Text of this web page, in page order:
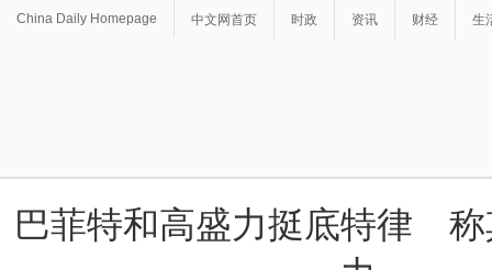
China Daily Homepage 中文网首页 时政 资讯 财经 生
巴菲特和高盛力挺底特律 称